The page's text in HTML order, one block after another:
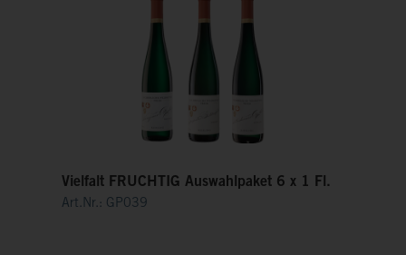
Vielfalt FRUCHTIG Auswahlpaket 6 x 1 Fl.
Art.Nr.: GP039